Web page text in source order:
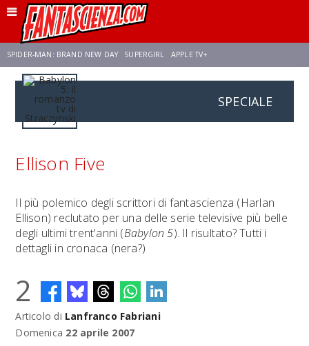
SPIDER-MAN: BRAND NEW DAY SUPERGIRL APPLE TV+
FRANCO RICCIARDIELLO AVENGERS: DOOMSDAY
SPECIALE
Ellison Five
Il più polemico degli scrittori di fantascienza (Harlan
Ellison) reclutato per una delle serie televisive più belle
degli ultimi trent'anni (Babylon 5). Il risultato? Tutti i
dettagli in cronaca (nera?)
2
Articolo di Lanfranco Fabriani
Domenica 22 aprile 2007